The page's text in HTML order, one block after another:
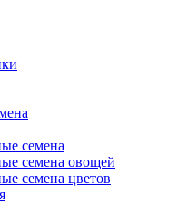
семена
семена овощей
семена цветов